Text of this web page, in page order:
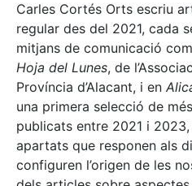
Carles Cortés Orts escriu
regular des del 2021, cada
mitjans de comunicació
Hoja del Lunes, de
Província d’Alacant, i en
una primera selecció de
publicats entre 2021 i
apartats que responen als
configuren l’origen de les